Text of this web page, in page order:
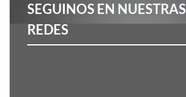
SEGUINOS EN NUESTRAS
REDES